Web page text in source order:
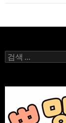
이
션
검
색: